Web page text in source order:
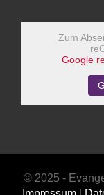
Zum
Google
© 2025 -